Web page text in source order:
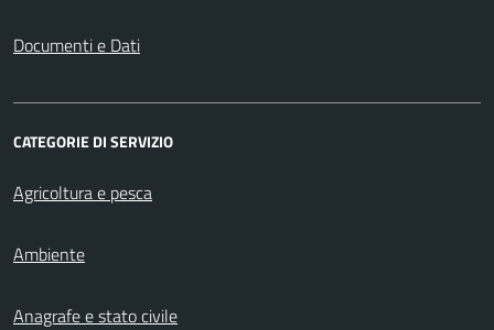
Documenti e Dati
CATEGORIE DI SERVIZIO
Agricoltura e pesca
Ambiente
Anagrafe e stato civile